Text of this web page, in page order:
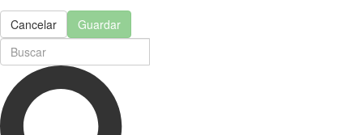
Cancelar Guardar